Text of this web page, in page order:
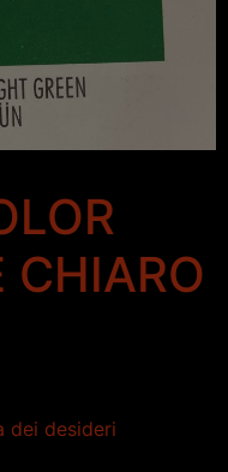
CHIARO
dei desideri